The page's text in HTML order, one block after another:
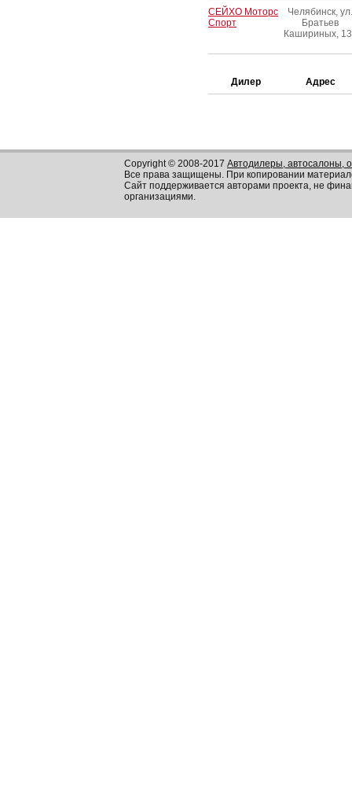
СЕЙХО Моторс
Спорт
Челябинск, ул.
Братьев
Кашириных,
Дилер Адрес
Copyright © 2008-2017 Автодилеры, автосалоны,
Все права защищены. При копировании
Сайт поддерживается авторами проекта, не
организациями.